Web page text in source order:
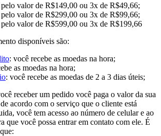
pelo valor de R$149,00 ou 3x de R$49,66;
pelo valor de R$299,00 ou 3x de R$99,66;
valor de R$599,00 ou 3x de R$199,66
disponíveis são:
: você recebe as moedas na hora;
as moedas na hora;
: você recebe as moedas de 2 a 3 dias úteis;
receber um pedido você paga o valor da sua
acordo com o serviço que o cliente está
você tem acesso ao número de celular e ao
que você possa entrar em contato com ele. É